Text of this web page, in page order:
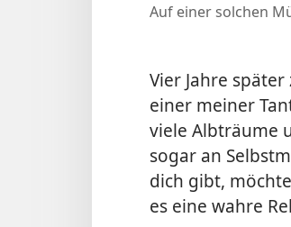
Auf einer solchen
Vier Jahre
einer meiner
viele Albträume
sogar an
dich gibt,
es eine wahre